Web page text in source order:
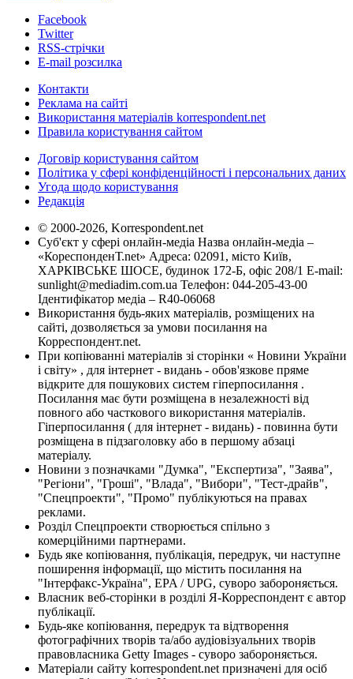
Facebook
Twitter
RSS-стрічки
E-mail розсилка
Контакти
Реклама на сайті
Використання матеріалів korrespondent.net
Правила користування сайтом
Договір користування сайтом
Політика у сфері конфіденційності і персональних даних
Угода щодо користування
Редакція
© 2000-2026, Korrespondent.net
Суб'єкт у сфері онлайн-медіа Назва онлайн-медіа –
«КореспонденТ.net» Адреса: 02091, місто Київ,
ХАРКІВСЬКЕ ШОСЕ, будинок 172-Б, офіс 208/1 E-mail:
sunlight@mediadim.com.ua Телефон: 044-205-43-00
Ідентифікатор медіа – R40-06068
Використання будь-яких матеріалів, розміщених на
сайті, дозволяється за умови посилання на
Корреспондент.net.
При копіюванні матеріалів зі сторінки « Новини України
і світу» , для інтернет - видань - обов'язкове пряме
відкрите для пошукових систем гіперпосилання .
Посилання має бути розміщена в незалежності від
повного або часткового використання матеріалів.
Гіперпосилання ( для інтернет - видань) - повинна бути
розміщена в підзаголовку або в першому абзаці
матеріалу.
Новини з позначками "Думка", "Експертиза", "Заява",
"Регіони", "Гроші", "Влада", "Вибори", "Тест-драйв",
"Спецпроекти", "Промо" публікуються на правах
реклами.
Розділ Спецпроекти створюється спільно з
комерційними партнерами.
Будь яке копіювання, публікація, передрук, чи наступне
поширення інформації, що містить посилання на
"Інтерфакс-Україна", EPA / UPG, суворо забороняється.
Власник веб-сторінки в розділі Я-Корреспондент є автор
публікації.
Будь-яке копіювання, передрук та відтворення
фотографічних творів та/або аудіовізуальних творів
правовласника Getty Images - суворо забороняється.
Матеріали сайту korrespondent.net призначені для осіб